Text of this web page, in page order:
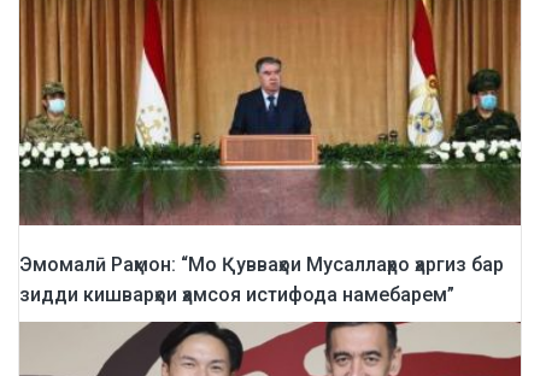
Эмомалӣ Раҳмон: “Мо Қувваҳои Мусаллаҳро ҳаргиз бар
зидди кишварҳои ҳамсоя истифода намебарем”